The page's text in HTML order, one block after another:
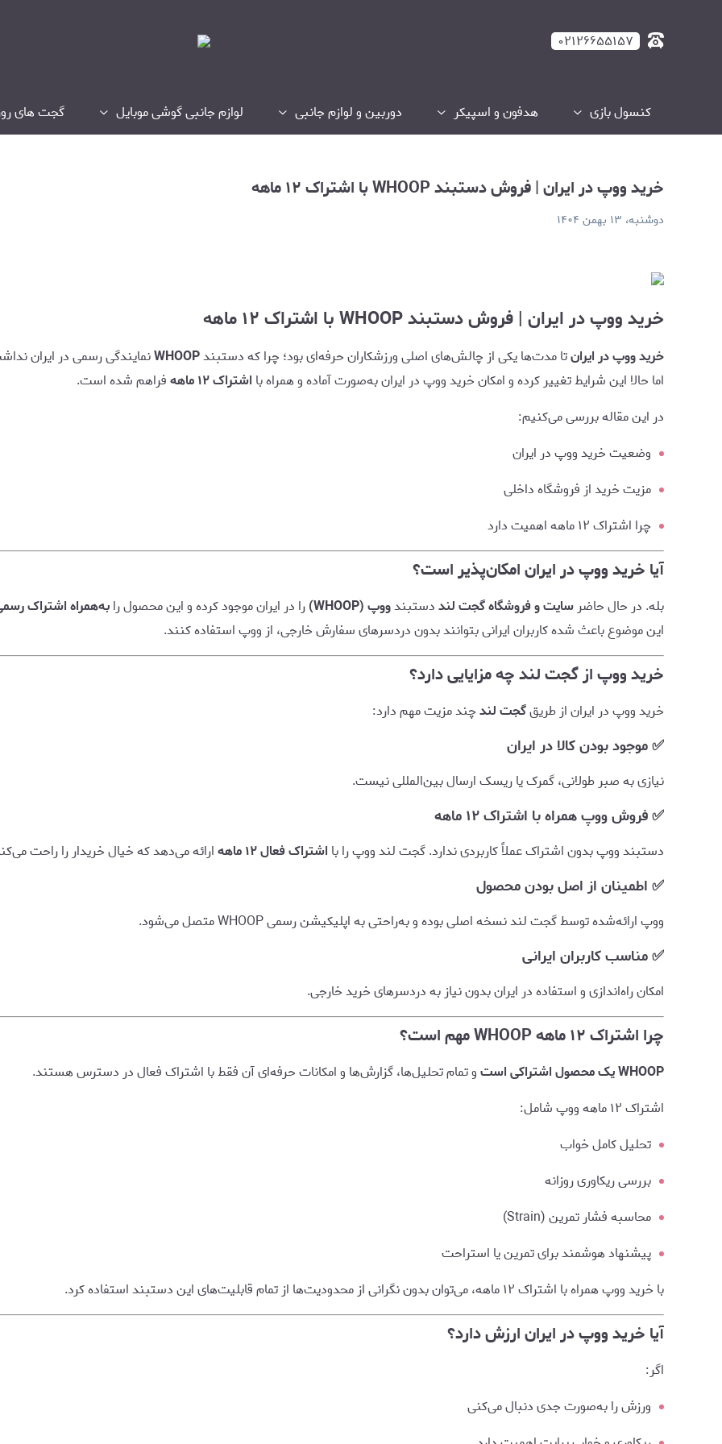
۰۲۱۲۶۶۵۵۱۵۷
کنسول بازی هدفون و اسپیکر دوربین و لوازم جانبی لوازم جانبی گوشی موبایل گجت های
خرید ووپ در ایران | فروش دستبند WHOOP با اشتراک ۱۲ ماهه
دوشنبه، ۱۳ بهمن ۱۴۰۴
خرید ووپ در ایران | فروش دستبند WHOOP با اشتراک ۱۲ ماهه
خرید ووپ در ایرانتا مدت‌ها یکی از چالش‌های اصلی ورزشکاران حرفه‌ای بود؛ چرا که دستبندWHOOPنمایندگی رسمی در ایران
اما حالا این شرایط تغییر کرده و امکان خرید ووپ در ایران به‌صورت آماده و همراه با اشتراک ۱۲ ماهه
فراهم شده است.
در این مقاله بررسی می‌کنیم:
وضعیت خرید ووپ در ایران
مزیت خرید از فروشگاه داخلی
چرا اشتراک ۱۲ ماهه اهمیت دارد
آیا خرید ووپ در ایران امکان‌پذیر است؟
بله. در حال حاضر سایت و فروشگاه گجت لنددستبندووپ (WHOOP) را در ایران موجود کرده و این محصول رابه‌همراه اشتراک رسمی ۱۲
این موضوع باعث شده کاربران ایرانی بتوانند بدون دردسرهای سفارش خارجی، از ووپ استفاده کنند.
خرید ووپ از گجت لند چه مزایایی دارد؟
خرید ووپ در ایران از طریقگجت لندچند مزیت مهم دارد:
✅ موجود بودن کالا در ایران
نیازی به صبر طولانی، گمرک یا ریسک ارسال بین‌المللی نیست.
✅ فروش ووپ همراه با اشتراک ۱۲ ماهه
دستبند ووپ بدون اشتراک عملاً کاربردی ندارد. گجت لند ووپ را با اشتراک فعال ۱۲ ماهه ارائه می‌دهد که خیال خریدار را راحت
✅ اطمینان از اصل بودن محصول
ووپ ارائه‌شده توسط گجت لند نسخه اصلی بوده و به‌راحتی به اپلیکیشن رسمی WHOOP متصل می‌شود.
✅ مناسب کاربران ایرانی
امکان راه‌اندازی و استفاده در ایران بدون نیاز به دردسرهای خرید خارجی.
چرا اشتراک ۱۲ ماهه WHOOP مهم است؟
WHOOP یک محصول اشتراکی است
و تمام تحلیل‌ها، گزارش‌ها و امکانات حرفه‌ای آن فقط با اشتراک فعال در دسترس هستند.
اشتراک ۱۲ ماهه ووپ شامل:
تحلیل کامل خواب
بررسی ریکاوری روزانه
محاسبه فشار تمرین (Strain)
پیشنهاد هوشمند برای تمرین یا استراحت
با خرید ووپ همراه با اشتراک ۱۲ ماهه، می‌توان بدون نگرانی از محدودیت‌ها از تمام قابلیت‌های این دستبند استفاده کرد.
آیا خرید ووپ در ایران ارزش دارد؟
اگر:
ورزش را به‌صورت جدی دنبال می‌کنی